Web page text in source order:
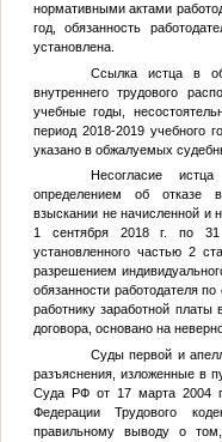
нормативными актами
год, обязанность
установлена.
Ссылка истца в
внутреннего трудового
учебные годы,
период 2018-2019 учебного
указано в обжалуемых
Несогласие
определением об отказе
взыскании не начисленной и
1 сентября 2018 г. по
установленного частью 2
разрешением
обязанности работодателя
работнику заработной платы
договора, основано на
Суды первой и
разъяснения, изложенные в
Суда РФ от 17 марта 2004
Федерации Трудового
правильному выводу о